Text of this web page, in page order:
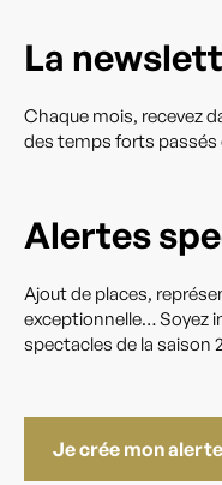
La
Chaque mois, recevez
des temps forts passés
Alertes
Ajout de places,
exceptionnelle… Soyez
spectacles de la saison
Je crée mon alerte